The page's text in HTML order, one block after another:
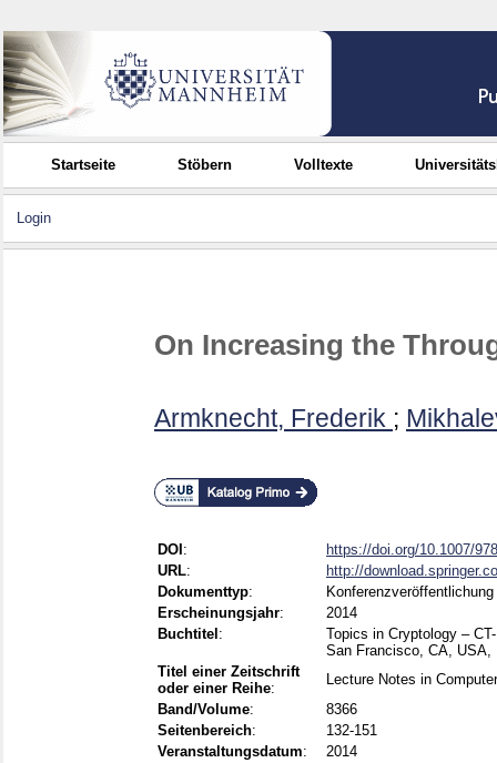
Startseite Stöbern Volltexte
Login
On Increasing the
Armknecht, Frederik ;
DOI :
https://doi.org/10.1007/
URL:
http://
Dokumenttyp:
Konferenzveröffentlichung
Erscheinungsjahr:
2014
Buchtitel :
Topics in Cryptology –
San Francisco, CA, USA,
Titel einer Zeitschrift
oder einer Reihe:
Lecture Notes in
Band/Volume:
8366
Seitenbereich:
132-151
Veranstaltungsdatum:
2014